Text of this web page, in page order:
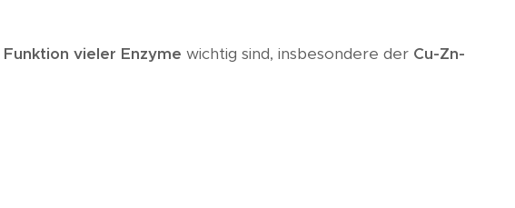
Funktion vieler Enzyme wichtig sind, insbesondere der Cu-Zn-